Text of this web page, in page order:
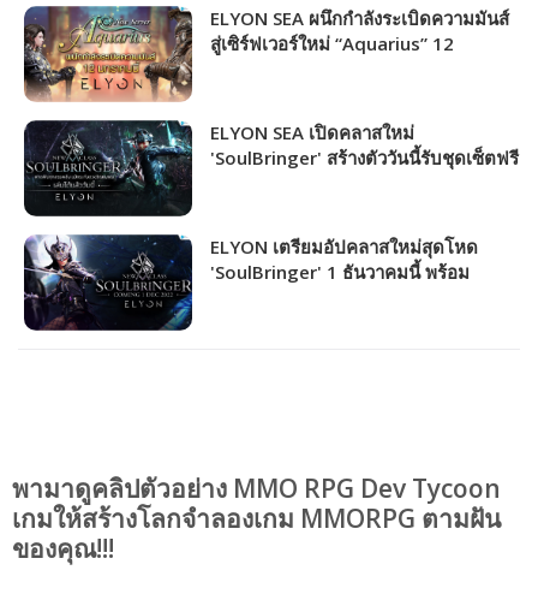
ELYON SEA ผนึกกำลังระเบิดความมันส์
สู่เซิร์ฟเวอร์ใหม่ “Aquarius” 12
ELYON SEA เปิดคลาสใหม่
'SoulBringer' สร้างตัววันนี้รับชุดเซ็ตฟรี
ELYON เตรียมอัปคลาสใหม่สุดโหด
'SoulBringer' 1 ธันวาคมนี้ พร้อม
พามาดูคลิปตัวอย่าง MMO RPG Dev Tycoon
เกมให้สร้างโลกจำลองเกม MMORPG ตามฝัน
ของคุณ!!!